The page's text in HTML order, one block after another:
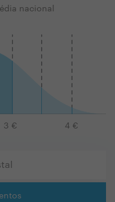
nacional
3 € 4 €